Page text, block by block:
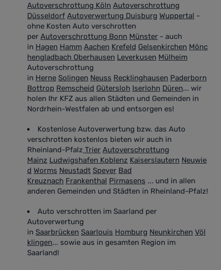
Autoverschrottung Köln Autoverschrottung
Düsseldorf Autoverwertung Duisburg Wuppertal -
ohne Kosten Auto verschrotten
per Autoverschrottung Bonn Münster - auch
in Hagen Hamm Aachen Krefeld Gelsenkirchen Mönc
hengladbach Oberhausen Leverkusen Mülheim
Autoverschrottung
in Herne Solingen Neuss Recklinghausen Paderborn
Bottrop Remscheid Gütersloh Iserlohn Düren... wir
holen Ihr KFZ aus allen Städten und Gemeinden in
Nordrhein-Westfalen ab und entsorgen es!
Kostenlose Autoverwertung bzw. das Auto
verschrotten kostenlos bieten wir auch in
Rheinland-Pfalz Trier Autoverschrottung
Mainz Ludwigshafen Koblenz Kaiserslautern Neuwie
d Worms Neustadt Speyer Bad
Kreuznach Frankenthal Pirmasens ... und in allen
anderen Gemeinden und Städten in Rheinland-Pfalz!
Auto verschrotten im Saarland per
Autoverwertung
in Saarbrücken Saarlouis Homburg Neunkirchen Völ
klingen... sowie aus in gesamten Region im
Saarland!